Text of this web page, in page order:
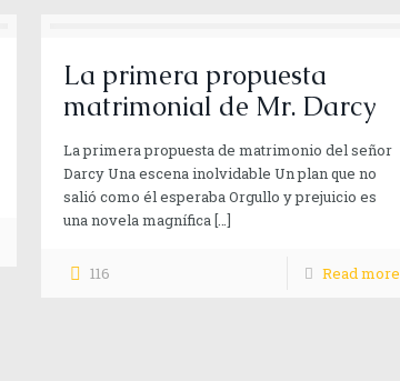
La primera propuesta
matrimonial de Mr. Darcy
La primera propuesta de matrimonio del señor
Darcy Una escena inolvidable Un plan que no
salió como él esperaba Orgullo y prejuicio es
una novela magnífica[…]
116 Read more